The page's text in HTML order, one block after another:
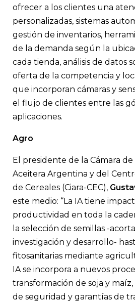
ofrecer a los clientes una
personalizadas, sistemas
gestión de inventarios,
de la demanda según la
cada tienda, análisis de datos
oferta de la competencia y
que incorporan cámaras y
el flujo de clientes entre las
aplicaciones.
Agro
El presidente de la Cámara
Aceitera Argentina y del
de Cereales (Ciara-CEC),
este medio: “La IA tiene
productividad en toda la
la selección de semillas -
investigación y desarrollo-
fitosanitarias mediante
IA se incorpora a nuevos
transformación de soja y
de seguridad y garantías de